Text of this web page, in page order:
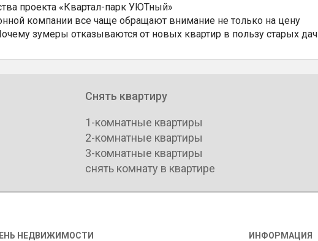
проекта «Квартал-парк УЮТный»
компании все чаще обращают внимание не только на цену
зумеры отказываются от новых квартир в пользу старых дач
Снять квартиру
1-комнатные квартиры
2-комнатные квартиры
3-комнатные квартиры
снять комнату в квартире
НЕДВИЖИМОСТИ ИНФОРМАЦИЯ